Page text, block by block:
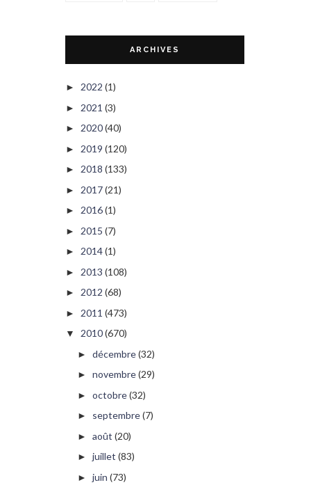
ARCHIVES
► 2022 (1)
► 2021 (3)
► 2020(40)
► 2019 (120)
► 2018 (133)
► 2017(21)
► 2016(1)
► 2015 (7)
► 2014(1)
► 2013 (108)
► 2012 (68)
► 2011 (473)
▼ 2010(670)
► décembre(32)
► novembre(29)
► octobre(32)
► septembre(7)
► août (20)
► juillet (83)
► juin (73)